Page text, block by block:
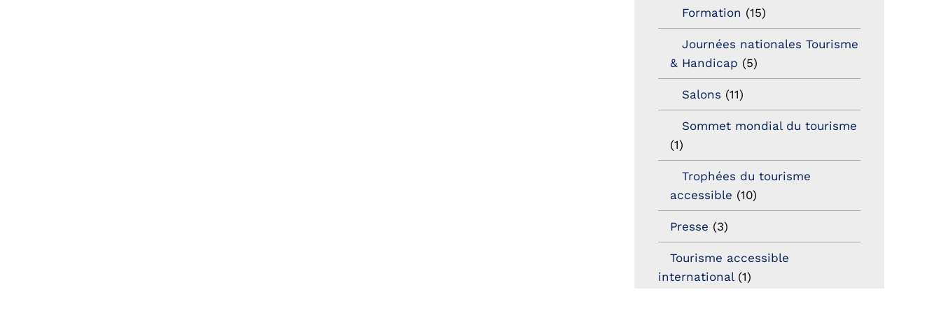
Formation (15)
Journées nationales Tourisme
& Handicap (5)
Salons (11)
Sommet mondial du tourisme
(1)
Trophées du tourisme
accessible (10)
Presse (3)
Tourisme accessible
international(1)